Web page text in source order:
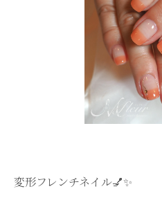
変形フレンチネイル💅✨